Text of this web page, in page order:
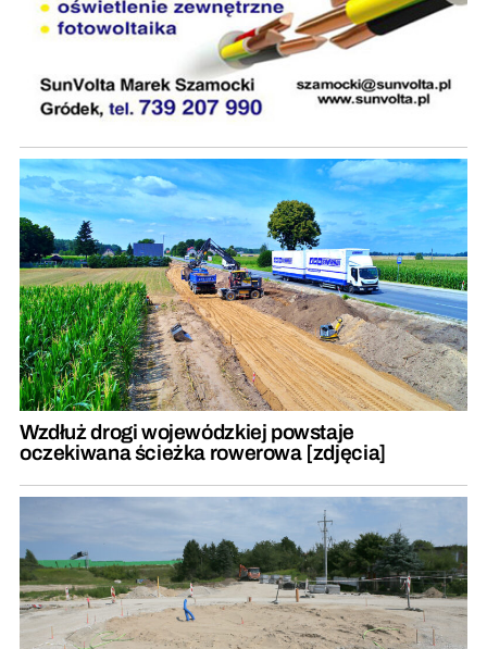
Wzdłuż drogi wojewódzkiej powstaje
oczekiwana ścieżka rowerowa [zdjęcia]